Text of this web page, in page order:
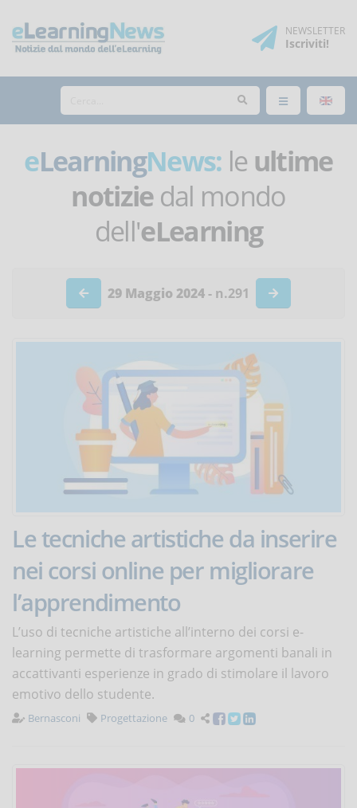
NEWSLETTER
Iscriviti!
eLearningNews: le ultime
notiziedal mondo
dell'eLearning
29 Maggio 2024 - n.291
Le tecniche artistiche da inserire
nei corsi online per migliorare
l’apprendimento
L’uso di tecniche artistiche all’interno dei corsi e-
learning permette di trasformare argomenti banali in
accattivanti esperienze in grado di stimolare il lavoro
emotivo dello studente.
Bernasconi Progettazione 0